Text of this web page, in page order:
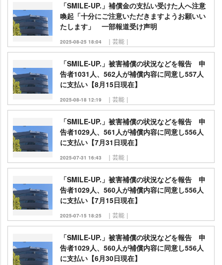
「SMILE-UP.」補償金の支払い受けた人へ注意
喚起「十分にご注意いただきますようお願いい
たします」 一部報道受け声明
2025-08-25 18:04 ｜芸能｜
「SMILE-UP.」被害補償の状況などを報告 申
告者1031人、562人が補償内容に同意し557人
に支払い【8月15日現在】
2025-08-18 12:19 ｜芸能｜
「SMILE-UP.」被害補償の状況などを報告 申
告者1029人、561人が補償内容に同意し556人
に支払い【7月31日現在】
2025-07-31 16:43 ｜芸能｜
「SMILE-UP.」被害補償の状況などを報告 申
告者1029人、560人が補償内容に同意し556人
に支払い【7月15日現在】
2025-07-15 18:25 ｜芸能｜
「SMILE-UP.」被害補償の状況などを報告 申
告者1029人、560人が補償内容に同意し556人
に支払い【6月30日現在】